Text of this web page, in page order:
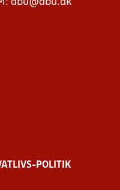
dbu@dbu.dk
POLITIK